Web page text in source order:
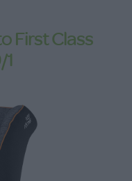
First Class